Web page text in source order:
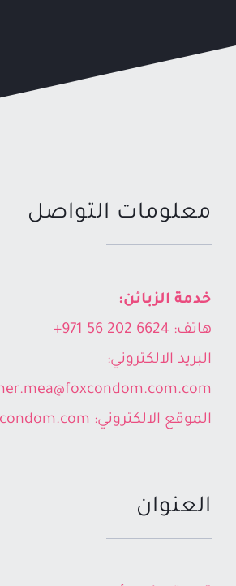
معلومات التواصل
خدمة الزبائن:
هاتف:
6624 202 56 971+
البريد الالكتروني:
الموقع الالكتروني:
العنوان